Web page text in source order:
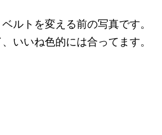
ルトを変える前の写真です。
いいね色的には合ってます。